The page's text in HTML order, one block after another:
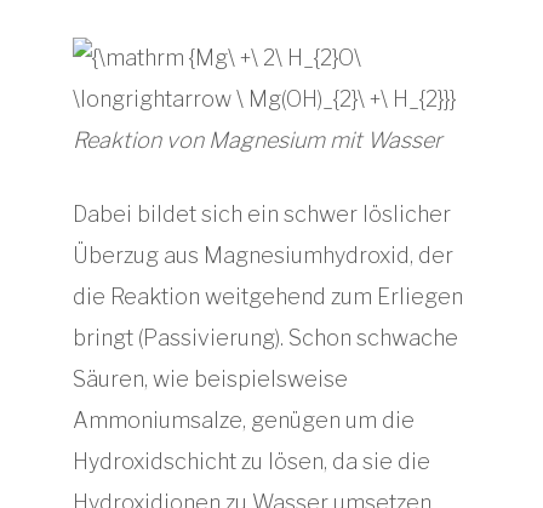
Reaktion von Magnesium mit Wasser
Dabei bildet sich ein schwer löslicher
Überzug aus Magnesiumhydroxid, der
die Reaktion weitgehend zum Erliegen
bringt (Passivierung). Schon schwache
Säuren, wie beispielsweise
Ammoniumsalze, genügen um die
Hydroxidschicht zu lösen, da sie die
Hydroxidionen zu Wasser umsetzen